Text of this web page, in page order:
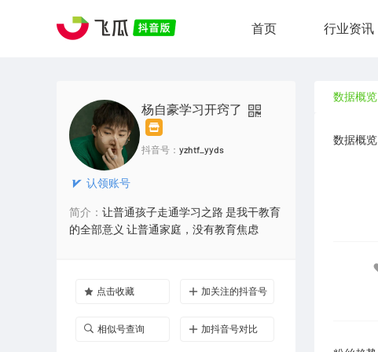
首页 行业资讯
认领账号
杨自豪学习开窍了
抖音号： yzhtf_yyds
简介： 让普通孩子走通学习之路 是我干教育
的全部意义 让普通家庭，没有教育焦虑
点击收藏 加关注的抖音号
相似号查询 加抖音号对比
数据概览
数据概览